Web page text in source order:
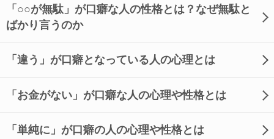
「○○が無駄」が口癖な人の性格とは？なぜ無駄と
ばかり言うのか
「違う」が口癖となっている人の心理とは
「お金がない」が口癖な人の心理や性格とは
「単純に」が口癖の人の心理や性格とは